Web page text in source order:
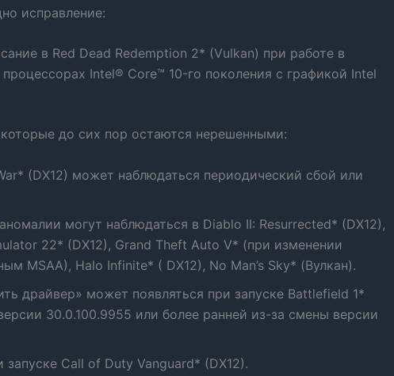
исправление:
в Red Dead Redemption 2* (Vulkan) при работе в
Intel® Core™ 10-го поколения с графикой Intel
до сих пор остаются нерешенными:
(DX12) может наблюдаться периодический сбой или
могут наблюдаться в Diablo II: Resurrected* (DX12),
22* (DX12), Grand Theft Auto V* (при изменении
MSAA), Halo Infinite* ( DX12), No Man’s Sky* (Вулкан).
драйвер» может появляться при запуске Battlefield 1*
30.0.100.9955 или более ранней из-за смены версии
Call of Duty Vanguard* (DX12).